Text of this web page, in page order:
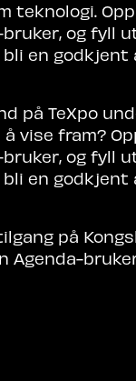
teknologi.
og fyll
en godkjent
på TeXpo
å vise fram?
og fyll
en godkjent
på
Agenda-